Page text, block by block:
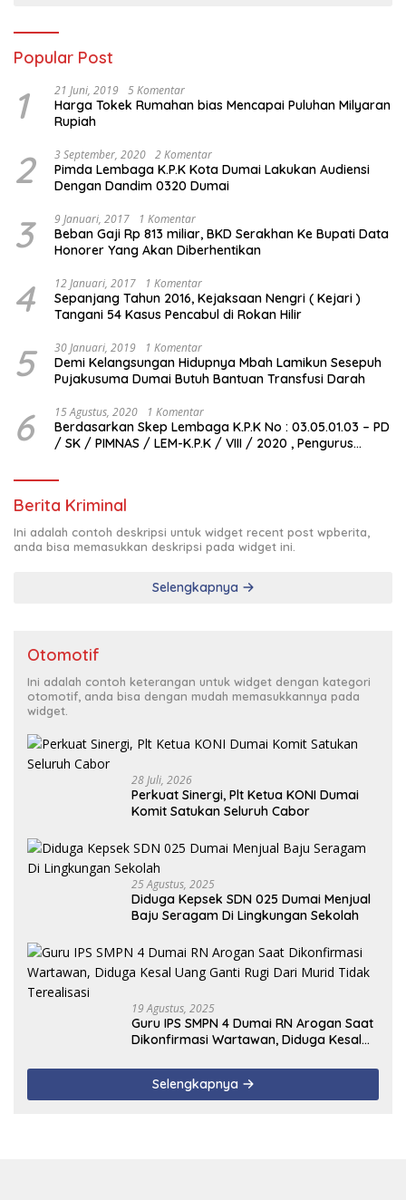
Popular Post
1 21 Juni, 2019 5 Komentar
Harga Tokek Rumahan bias Mencapai Puluhan Milyaran
Rupiah
2 3 September, 2020 2 Komentar
Pimda Lembaga K.P.K Kota Dumai Lakukan Audiensi
Dengan Dandim 0320 Dumai
3 9 Januari, 2017 1 Komentar
Beban Gaji Rp 813 miliar, BKD Serakhan Ke Bupati Data
Honorer Yang Akan Diberhentikan
4 12 Januari, 2017 1 Komentar
Sepanjang Tahun 2016, Kejaksaan Nengri ( Kejari )
Tangani 54 Kasus Pencabul di Rokan Hilir
5 30 Januari, 2019 1 Komentar
Demi Kelangsungan Hidupnya Mbah Lamikun Sesepuh
Pujakusuma Dumai Butuh Bantuan Transfusi Darah
6 15 Agustus, 2020 1 Komentar
Berdasarkan Skep Lembaga K.P.K No : 03.05.01.03 – PD
/ SK / PIMNAS / LEM-K.P.K / VIII / 2020 , Pengurus
Berita Kriminal
Ini adalah contoh deskripsi untuk widget recent post wpberita,
anda bisa memasukkan deskripsi pada widget ini.
Selengkapnya
Otomotif
Ini adalah contoh keterangan untuk widget dengan kategori
otomotif, anda bisa dengan mudah memasukkannya pada
widget.
28 Juli, 2026
Perkuat Sinergi, Plt Ketua KONI Dumai
Komit Satukan Seluruh Cabor
25 Agustus, 2025
Diduga Kepsek SDN 025 Dumai Menjual
Baju Seragam Di Lingkungan Sekolah
19 Agustus, 2025
Guru IPS SMPN 4 Dumai RN Arogan Saat
Dikonfirmasi Wartawan, Diduga Kesal
Terealisasi
Selengkapnya